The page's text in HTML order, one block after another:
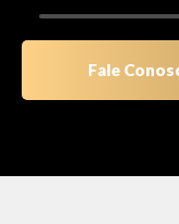
Fale